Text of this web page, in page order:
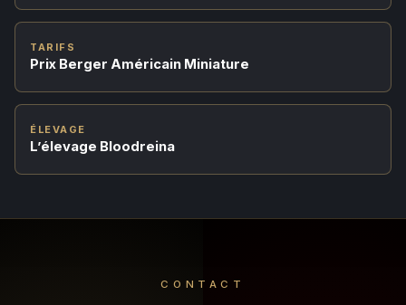
TARIFS
Prix Berger Américain Miniature
ÉLEVAGE
L’élevage Bloodreina
CONTACT